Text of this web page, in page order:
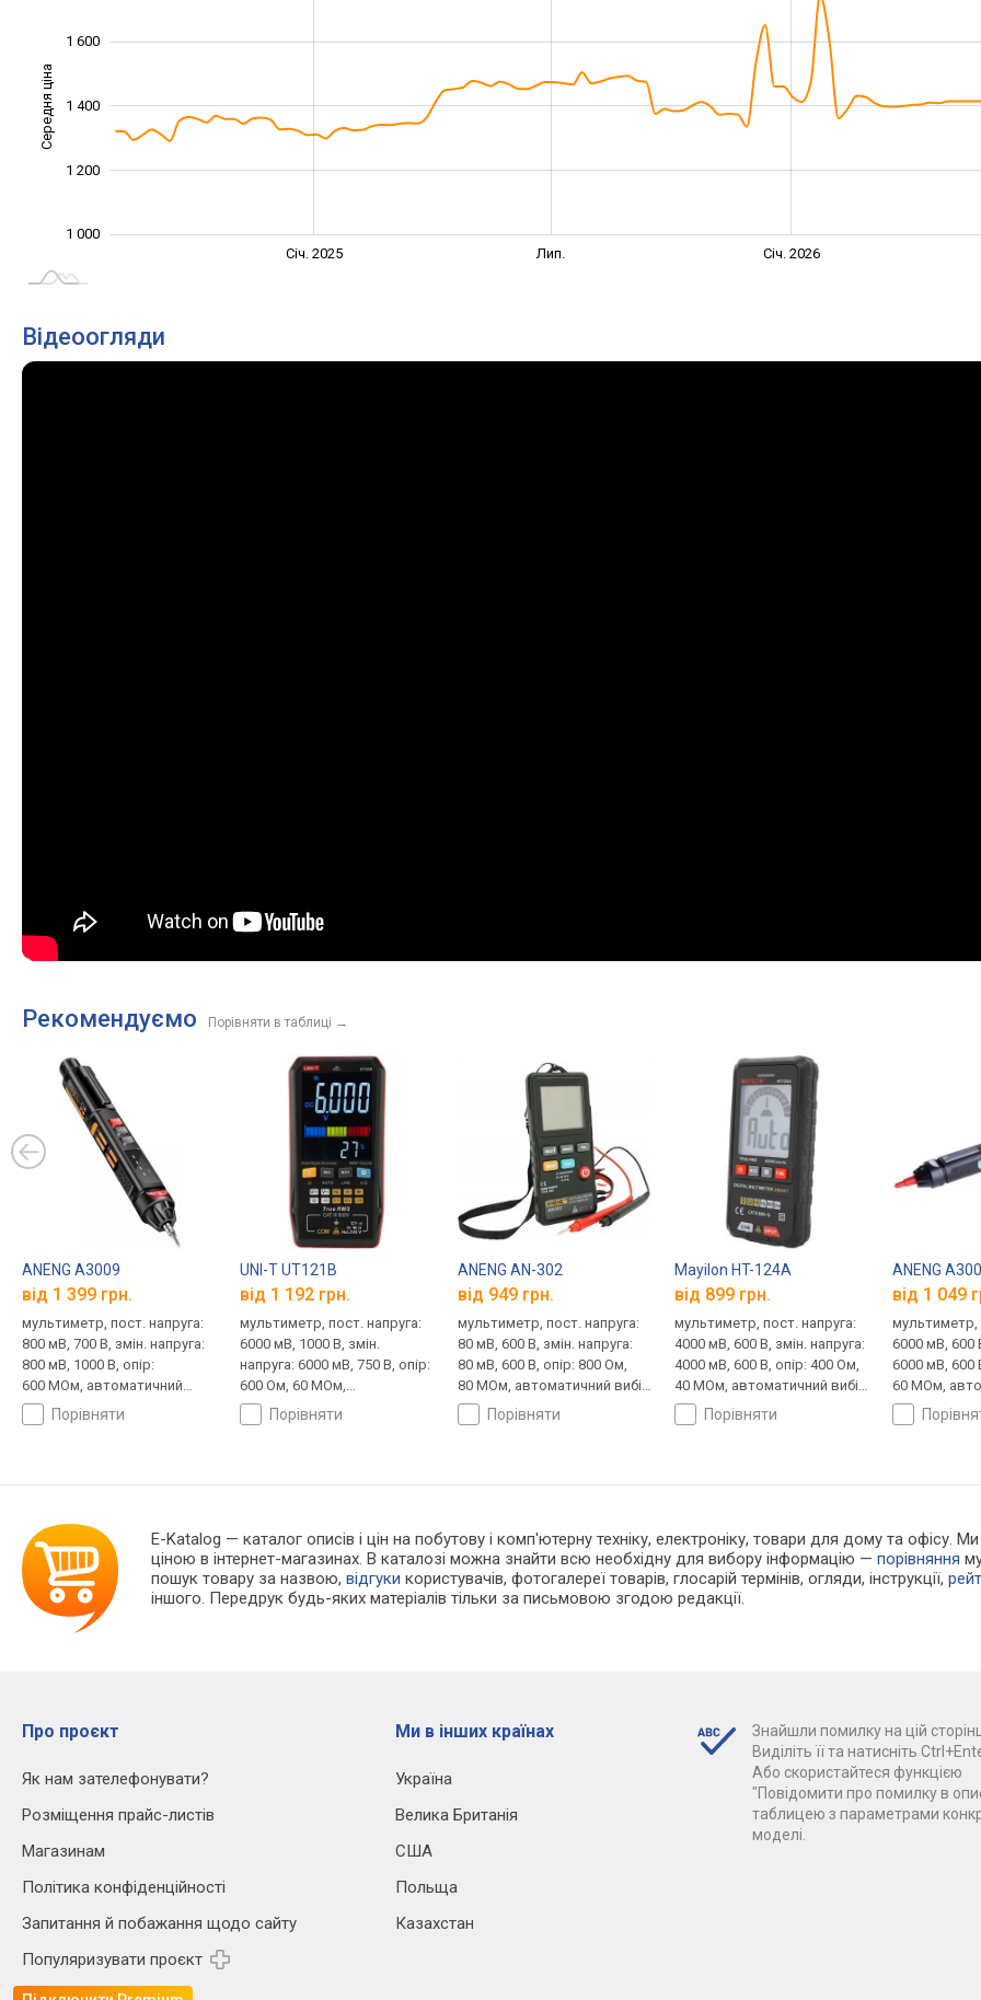
Середня ціна 1 000
1 000
1 200
1 400
1 600
Січ. 2025 Лип. Січ. 2026
Відеоогляди
Рекомендуємо Порівняти в таблиці →
ANENG A3009
від 1 399 грн.
мультиметр, пост. напруга:
800 мВ, 700 В, змін. напруга:
800 мВ, 1000 В, опір:
600 МОм, автоматичний
вибір діапазону, true RMS,
NCV
порівняти
UNI-T UT121B
від 1 192 грн.
мультиметр, пост. напруга:
6000 мВ, 1000 В, змін.
напруга: 6000 мВ, 750 В, опір:
600 Ом, 60 МОм,
автоматичний вибір
діапазону, true RMS, NCV
порівняти
ANENG AN-302
від 949 грн.
мультиметр, пост. напруга:
80 мВ, 600 В, змін. напруга:
80 мВ, 600 В, опір: 800 Ом,
80 МОм, автоматичний вибір
діапазону, true RMS, NCV
порівняти
Mayilon HT-124A
від 899 грн.
мультиметр, пост. напруга:
4000 мВ, 600 В, змін. напруга:
4000 мВ, 600 В, опір: 400 Ом,
40 МОм, автоматичний вибір
діапазону, true RMS, NCV
порівняти
ANENG
від 1 049
мультиметр,
6000 мВ, 600
6000 мВ, 600
60 МОм,
діапазону,
E-Katalog — каталог описів і цін на побутову і комп'ютерну техніку, електроніку, товари для дому та
ціною в інтернет-магазинах. В каталозі можна знайти всю необхідну для вибору інформацію —порівняння
пошук товару за назвою,відгуки користувачів, фотогалереї товарів, глосарій термінів, огляди, інструкції,
іншого. Передрук будь-яких матеріалів тільки за письмовою згодою редакції.
Про проєкт
Як нам зателефонувати?
Розміщення прайс-листів
Магазинам
Політика конфіденційності
Запитання й побажання щодо сайту
Популяризувати проєкт
Ми в інших країнах
Україна
Велика Британія
США
Польща
Казахстан
Знайшли помилку на цій
Виділіть її та натисніть
Або скористайтеся функцією
"Повідомити про помилку в
таблицею з параметрами
моделі.